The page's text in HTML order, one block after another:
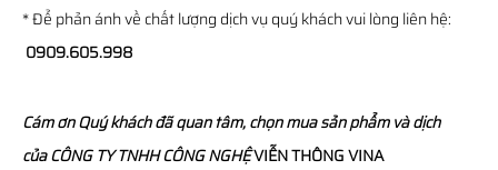
* Để phản ánh về chất lượng dịch vụ quý khách vui lòng liên hệ:
0909.605.998
Cám ơn Quý khách đã quan tâm, chọn mua sản phẩm và dịch
củaCÔNG TY TNHH CÔNG NGHỆVIỄN THÔNGVINA